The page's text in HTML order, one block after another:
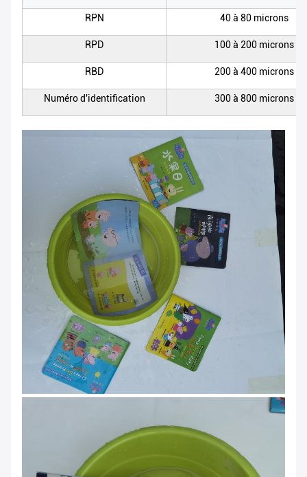
RPN 40 à 80 microns
RPD 100 à 200 microns
RBD 200 à 400 microns
Numéro d'identification 300 à 800 microns